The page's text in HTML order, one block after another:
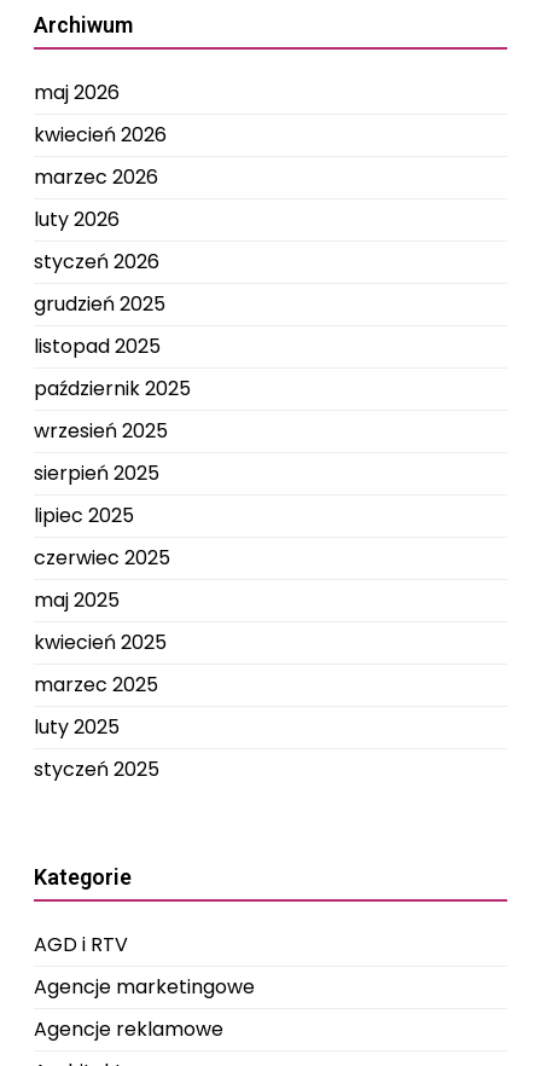
Archiwum
maj 2026
kwiecień 2026
marzec 2026
luty 2026
styczeń 2026
grudzień 2025
listopad 2025
październik 2025
wrzesień 2025
sierpień 2025
lipiec 2025
czerwiec 2025
maj 2025
kwiecień 2025
marzec 2025
luty 2025
styczeń 2025
Kategorie
AGD i RTV
Agencje marketingowe
Agencje reklamowe